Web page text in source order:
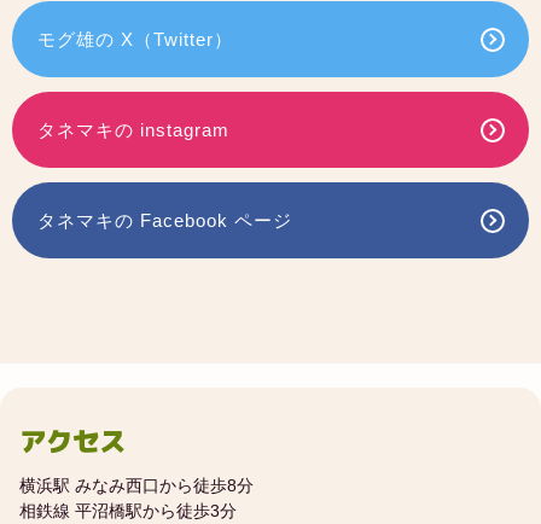
モグ雄の X（Twitter）
タネマキの instagram
タネマキの Facebook ページ
アクセス
横浜駅 みなみ西口から徒歩8分
相鉄線 平沼橋駅から徒歩3分